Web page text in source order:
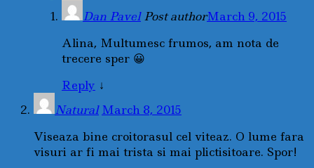
Dan Pavel Post authorMarch 9, 2015
Alina, Multumesc frumos, am nota de
trecere sper 😀
Reply ↓
Natural March 8, 2015
Viseaza bine croitorasul cel viteaz. O lume fara
visuri ar fi mai trista si mai plictisitoare. Spor!